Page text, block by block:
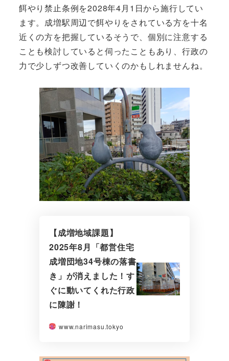
餌やり禁止条例を2028年4月1日から施行してい
ます。成増駅周辺で餌やりをされている方を十名
近くの方を把握しているそうで、個別に注意する
ことも検討していると伺ったこともあり、行政の
力で少しずつ改善していくのかもしれませんね。
【成増地域課題】
2025年8月「都営住宅
成増団地34号棟の落書
き」が消えました！す
ぐに動いてくれた行政
に陳謝！
www.narimasu.tokyo